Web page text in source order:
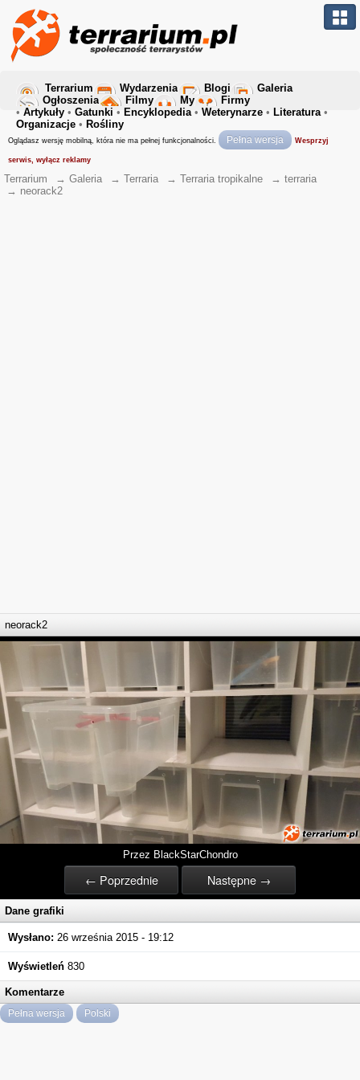
Terrarium Wydarzenia Blogi
Galeria
Ogłoszenia
Filmy My
Firmy
• Artykuły • Gatunki • Encyklopedia• Weterynarze • Literatura•
Organizacje • Rośliny
Oglądasz wersję mobilną, która nie ma pełnej funkcjonalności. Pełna wersja Wesprzyj
serwis, wyłącz reklamy
Terrarium → Galeria → Terraria → Terraria tropikalne → terraria
→ neorack2
neorack2
Przez BlackStarChondro
← Poprzednie Następne →
Dane grafiki
Wysłano: 26 września 2015 - 19:12
Wyświetleń 830
Komentarze
Pełna wersja Polski